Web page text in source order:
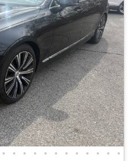
• • • • • • • • • • • •